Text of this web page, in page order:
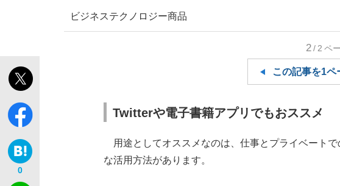
「目標達成できなかったからと言って…」サッカー日本代表
ビジネステクノロジー商品
0
2/2 ペ
この記事を1ペ
Twitterや電子書籍アプリでもおススメ
用途としてオススメなのは、仕事とプライベート
な活用方法があります。